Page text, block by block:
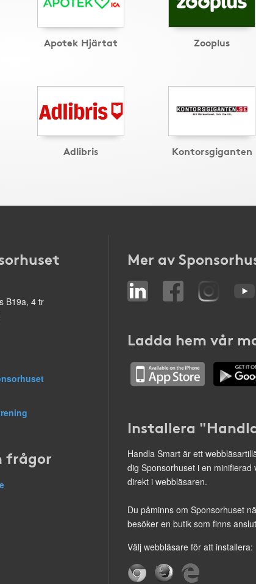
Apotek Hjärtat Zooplus
Adlibris Kontorsgiganten
B19a, 4 tr
frågor
Mer av
Ladda hem vår
Installera
Handla Smart är ett
dig Sponsorhuset i en minifierad
direkt i webbläsaren.
Du påminns om Sponsorhuset
besöker en butik som finns
Välj webbläsare för att installera: